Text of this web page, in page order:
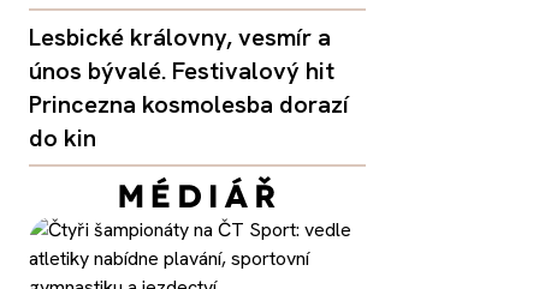
Lesbické královny, vesmír a
únos bývalé. Festivalový hit
Princezna kosmolesba dorazí
do kin